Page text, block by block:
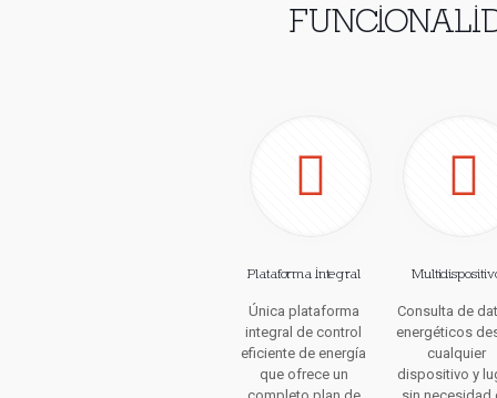
Plataforma Integral
Única plataforma
integral de control
eficiente de energía
que ofrece un
Consulta de
energéticos
cualquier
dispositivo y